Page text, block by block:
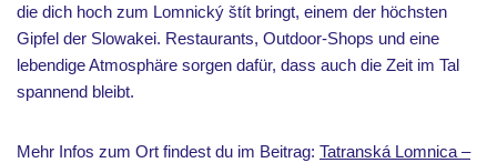
die dich hoch zum Lomnický štít bringt, einem der höchsten
Gipfel der Slowakei. Restaurants, Outdoor-Shops und eine
lebendige Atmosphäre sorgen dafür, dass auch die Zeit im Tal
spannend bleibt.
Mehr Infos zum Ort findest du im Beitrag: Tatranská Lomnica –